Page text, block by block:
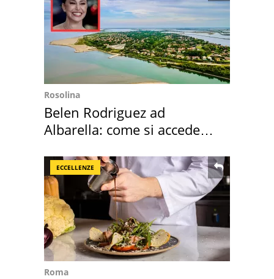
Rosolina
Belen Rodriguez ad
Albarella: come si accede
ECCELLENZE
Roma